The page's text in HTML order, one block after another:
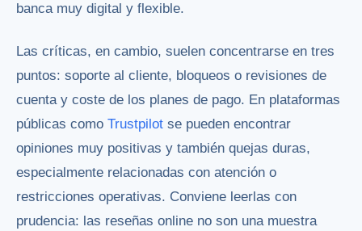
banca muy digital y flexible.
Las críticas, en cambio, suelen concentrarse en tres
puntos: soporte al cliente, bloqueos o revisiones de
cuenta y coste de los planes de pago. En plataformas
públicas como Trustpilot se pueden encontrar
opiniones muy positivas y también quejas duras,
especialmente relacionadas con atención o
restricciones operativas. Conviene leerlas con
prudencia: las reseñas online no son una muestra